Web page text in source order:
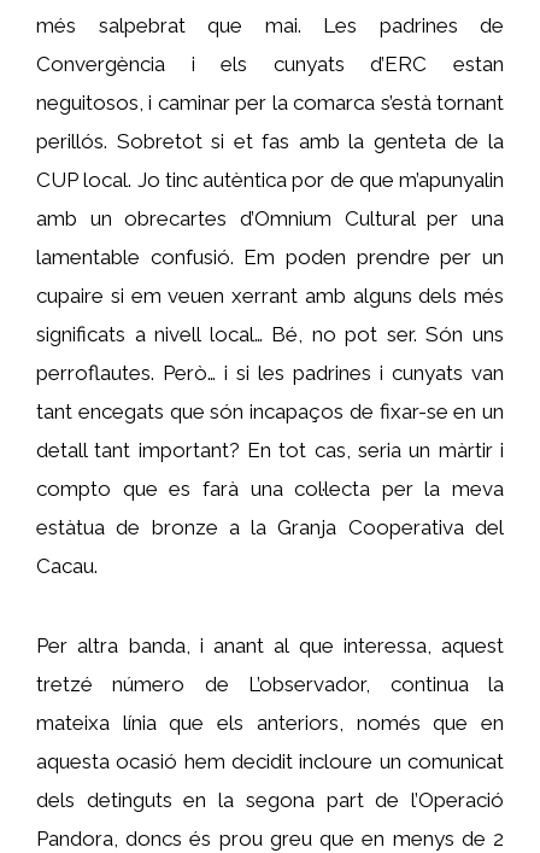
més salpebrat que mai. Les padrines de
Convergència i els cunyats d’ERC estan
neguitosos, i caminar per la comarca s’està tornant
perillós. Sobretot si et fas amb la genteta de la
CUP local. Jo tinc autèntica por de que m’apunyalin
amb un obrecartes d’Omnium Cultural per una
lamentable confusió. Em poden prendre per un
cupaire si em veuen xerrant amb alguns dels més
significats a nivell local… Bé, no pot ser. Són uns
perroflautes. Però… i si les padrines i cunyats van
tant encegats que són incapaços de fixar-se en un
detall tant important? En tot cas, seria un màrtir i
compto que es farà una col·lecta per la meva
estàtua de bronze a la Granja Cooperativa del
Cacau.
Per altra banda, i anant al que interessa, aquest
tretzé número de L’observador, continua la
mateixa línia que els anteriors, només que en
aquesta ocasió hem decidit incloure un comunicat
dels detinguts en la segona part de l’Operació
Pandora, doncs és prou greu que en menys de 2